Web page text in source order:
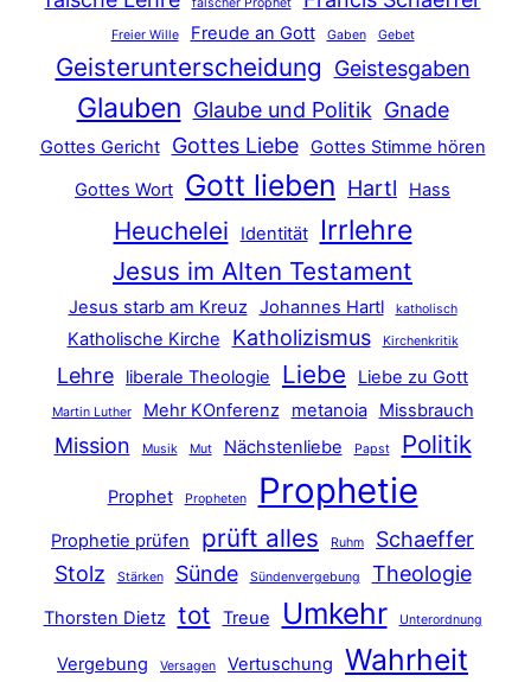
Freier Wille Freude an Gott Gaben Gebet
Geisterunterscheidung Geistesgaben
Glauben Glaube und Politik Gnade
Gottes Gericht Gottes Liebe Gottes Stimme hören
Gottes Wort
Gott lieben Hartl Hass
Heuchelei Identität Irrlehre
Jesus im Alten Testament
Jesus starb am Kreuz Johannes Hartl katholisch
Katholische Kirche Katholizismus Kirchenkritik
Lehre liberale Theologie Liebe Liebe zu Gott
Martin Luther Mehr KOnferenz metanoia Missbrauch
Mission Musik Mut Nächstenliebe Papst Politik
Prophet Propheten Prophetie
Prophetie prüfen prüft alles Ruhm
Schaeffer
Stolz
Stärken Sünde Sündenvergebung Theologie
Thorsten Dietz tot Treue Umkehr Unterordnung
Vergebung Versagen Vertuschung Wahrheit